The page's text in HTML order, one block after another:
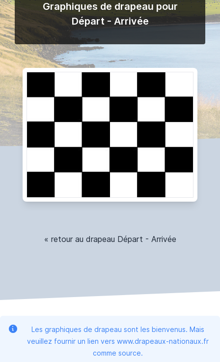
Graphiques de drapeau pour
Départ - Arrivée
« retour au drapeau Départ - Arrivée
Les graphiques de drapeau sont les bienvenus. Mais
veuillez fournir un lien vers www.drapeaux-nationaux.fr
comme source.